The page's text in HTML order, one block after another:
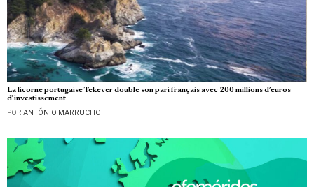
La licorne portugaise Tekever double son pari français avec 200 millions d’euros
d’investissement
POR ANTÓNIO MARRUCHO